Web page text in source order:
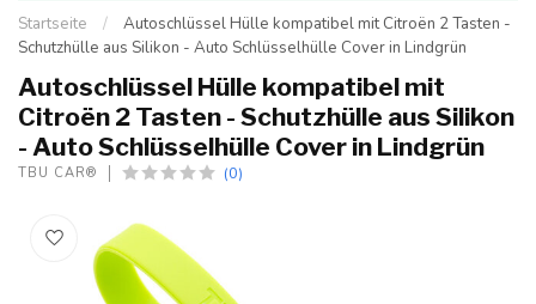
Startseite /
Autoschlüssel Hülle kompatibel mit Citroën 2 Tasten -
Schutzhülle aus Silikon - Auto Schlüsselhülle Cover in Lindgrün
Autoschlüssel Hülle kompatibel mit
Citroën 2 Tasten - Schutzhülle aus Silikon
- Auto Schlüsselhülle Cover in Lindgrün
TBU CAR® (0)